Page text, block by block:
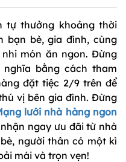
tự thưởng khoảng thời
bạn bè, gia đình, cùng
món ăn ngon. Đừng
bằng cách tham
đặt tiệc 2/9 trên để
vị bên gia đình. Đừng
lưới nhà hàng ngon
ngay ưu đãi từ nhà
người thân có một kì
mái và trọn vẹn!